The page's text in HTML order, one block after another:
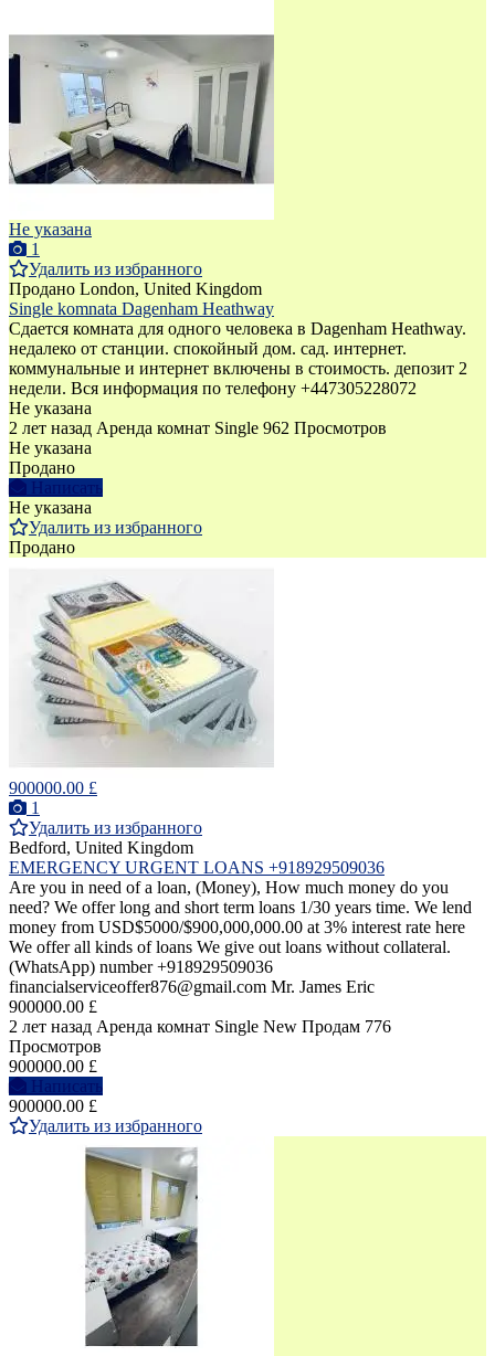
Не указана
1
Удалить из избранного
Продано London, United Kingdom
Single komnata Dagenham Heathway
Сдается комната для одного человека в Dagenham Heathway.
недалеко от станции. спокойный дом. сад. интернет.
коммунальные и интернет включены в стоимость. депозит 2
недели. Вся информация по телефону +447305228072
Не указана
2 лет назад Аренда комнат Single 962 Просмотров
Не указана
Продано
Написать
Не указана
Удалить из избранного
Продано
900000.00 £
1
Удалить из избранного
Bedford, United Kingdom
EMERGENCY URGENT LOANS +918929509036
Are you in need of a loan, (Money), How much money do you
need? We offer long and short term loans 1/30 years time. We lend
money from USD$5000/$900,000,000.00 at 3% interest rate here
We offer all kinds of loans We give out loans without collateral.
(WhatsApp) number +918929509036
financialserviceoffer876@gmail.com Mr. James Eric
900000.00 £
2 лет назад Аренда комнат Single New Продам 776
Просмотров
900000.00 £
Написать
900000.00 £
Удалить из избранного